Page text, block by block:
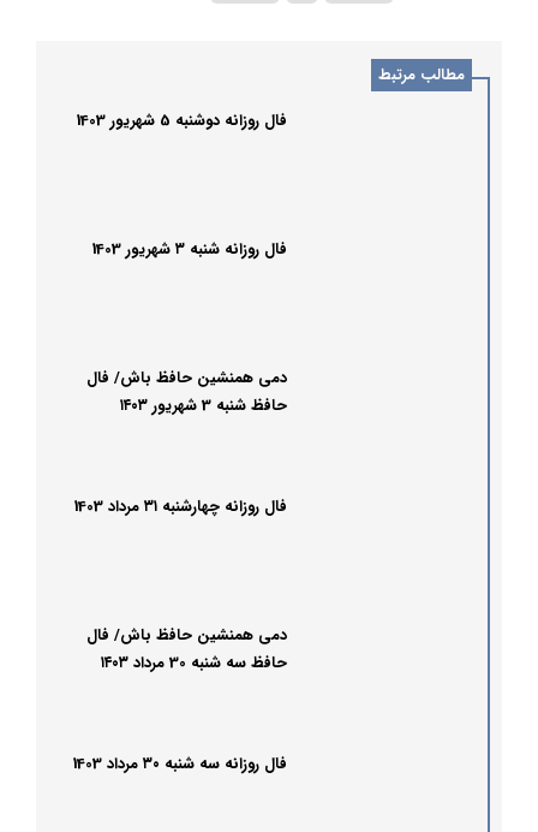
مطالب مرتبط
فال روزانه دوشنبه 5 شهریور 1403
فال روزانه شنبه ۳ شهریور 1403
دمی همنشین حافظ باش/ فال
حافظ شنبه 3 شهریور ۱۴۰۳
فال روزانه چهارشنبه ۳۱ مرداد 1403
دمی همنشین حافظ باش/ فال
حافظ سه شنبه 30 مرداد ۱۴۰۳
فال روزانه سه شنبه ۳۰ مرداد 1403